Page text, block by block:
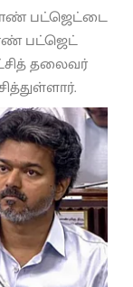
பட்ஜெட்டை
பட்ஜெட்
தலைவர்